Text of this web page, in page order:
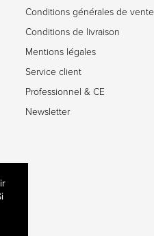
Conditions générales de vente
Conditions de livraison
Mentions légales
Service client
Professionnel & CE
Newsletter